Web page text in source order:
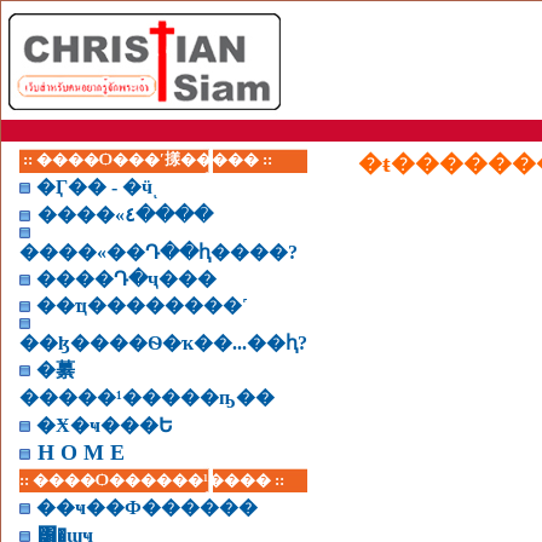
:: ����Ѻ���ʹ㨾����� ::
�Ӷ�� - �ӵͺ
����«٤����
����«��Դ��ԧ����?
����Դ�ҷ���
��ҵ��������˹
��ɮ����Ѳ�ҡ��...��ԧ?
�繤
�����¹�����ҧ��
�Ӿ�ҹ���Ե
H O M E
:: ����Ѻ������¹���� ::
��ҹ��Ф������
͸�ɰҹ